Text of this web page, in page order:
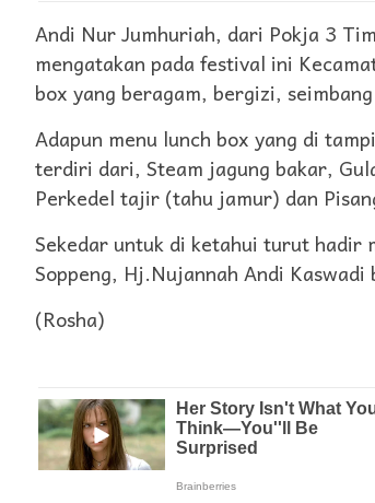
Andi Nur Jumhuriah, dari Pokja 3
mengatakan pada festival ini
box yang beragam, bergizi,
Adapun menu lunch box yang di
terdiri dari, Steam jagung bakar,
Perkedel tajir (tahu jamur) dan
Sekedar untuk di ketahui turut hadir
Soppeng, Hj.Nujannah Andi Kaswadi
(Rosha)